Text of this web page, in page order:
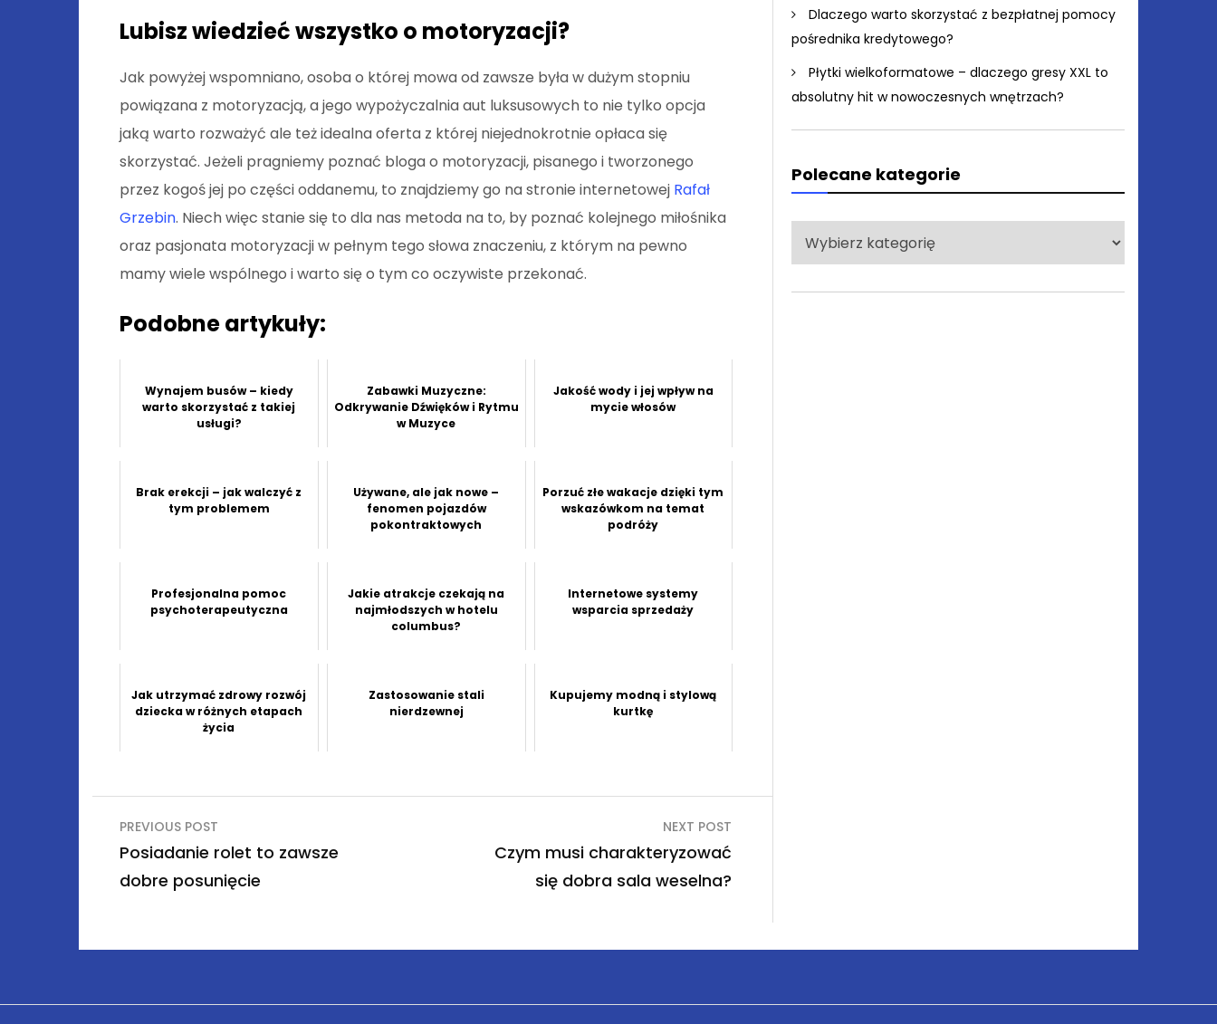
Lubisz wiedzieć wszystko o motoryzacji?
Jak powyżej wspomniano, osoba o której mowa od zawsze była w dużym stopniu
powiązana z motoryzacją, a jego wypożyczalnia aut luksusowych to nie tylko opcja
jaką warto rozważyć ale też idealna oferta z której niejednokrotnie opłaca się
skorzystać. Jeżeli pragniemy poznać bloga o motoryzacji, pisanego i tworzonego
przez kogoś jej po części oddanemu, to znajdziemy go na stronie internetowej Rafał
Grzebin. Niech więc stanie się to dla nas metoda na to, by poznać kolejnego miłośnika
oraz pasjonata motoryzacji w pełnym tego słowa znaczeniu, z którym na pewno
mamy wiele wspólnego i warto się o tym co oczywiste przekonać.
Podobne artykuły:
Wynajem busów – kiedy
warto skorzystać z takiej
usługi?
Zabawki Muzyczne:
Odkrywanie Dźwięków i Rytmu
w Muzyce
Jakość wody i jej wpływ na
mycie włosów
Brak erekcji – jak walczyć z
tym problemem
Używane, ale jak nowe –
fenomen pojazdów
pokontraktowych
Porzuć złe wakacje dzięki tym
wskazówkom na temat
podróży
Profesjonalna pomoc
psychoterapeutyczna
Jakie atrakcje czekają na
najmłodszych w hotelu
columbus?
Internetowe systemy
wsparcia sprzedaży
Jak utrzymać zdrowy rozwój
dziecka w różnych etapach
życia
Zastosowanie stali
nierdzewnej
Kupujemy modną i stylową
kurtkę
Nawigacja
wpisu
PREVIOUS POST
Posiadanie rolet to zawsze
dobre posunięcie
NEXT POST
Czym musi charakteryzować
się dobra sala weselna?
Dlaczego warto skorzystać z bezpłatnej pomocy
pośrednika kredytowego?
Płytki wielkoformatowe – dlaczego gresy XXL to
absolutny hit w nowoczesnych wnętrzach?
Polecane kategorie
Polecane
kategorie